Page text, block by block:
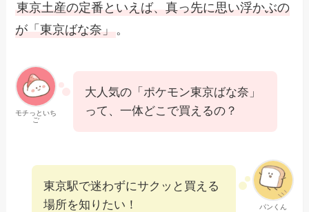
東京土産の定番といえば、真っ先に思い浮かぶの
が「東京ばな奈」
。
モチっといち
ご
大人気の「ポケモン東京ばな奈」
って、一体どこで買えるの？
パンくん
東京駅で迷わずにサクッと買える
場所を知りたい！